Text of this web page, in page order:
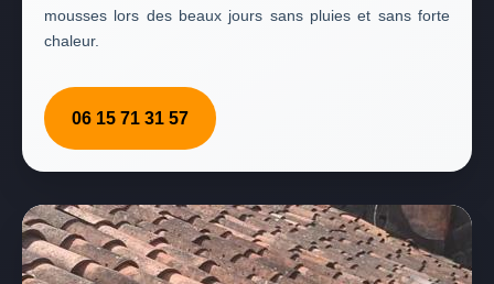
mousses lors des beaux jours sans pluies et sans forte
chaleur.
06 15 71 31 57